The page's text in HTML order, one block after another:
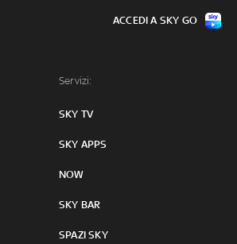
Servizi:
SKY TV
SKY APPS
NOW
SKY BAR
SPAZI SKY
ACCEDI A SKY GO